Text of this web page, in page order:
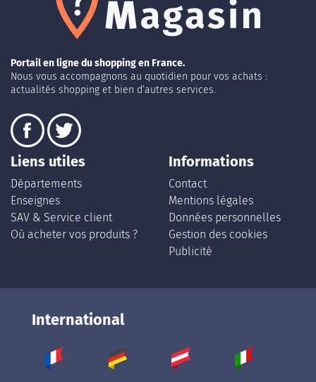
Portail en ligne du shopping en France.
Nous vous accompagnons au quotidien pour vos achats :
actualités shopping et bien d’autres services.
Liens utiles
Départements
Enseignes
SAV & Service client
Où acheter vos produits ?
Informations
Contact
Mentions légales
Données personnelles
Gestion des cookies
Publicité
International